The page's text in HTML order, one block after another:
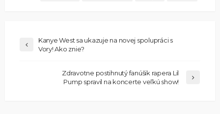
Kanye West sa ukazuje na novej spolupráci s
Vory! Ako znie?
Zdravotne postihnutý fanúšik rapera Lil
Pump spravil na koncerte veľkú show!